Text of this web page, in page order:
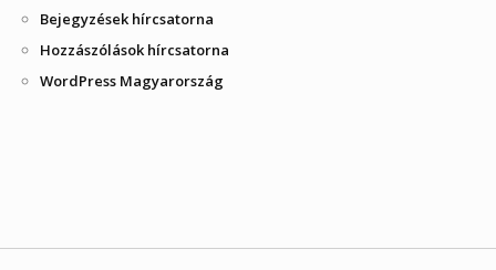
Bejegyzések hírcsatorna
Hozzászólások hírcsatorna
WordPress Magyarország